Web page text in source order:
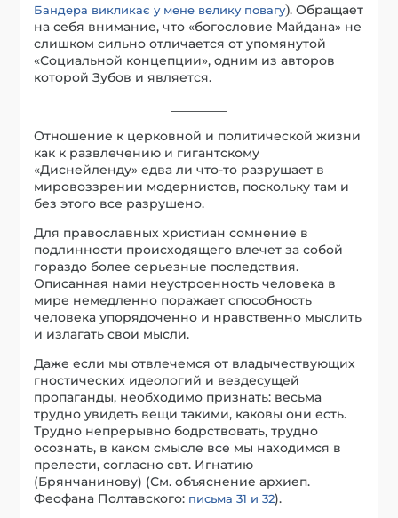
Бандера викликає у мене велику повагу). Обращает
на себя внимание, что «богословие Майдана» не
слишком сильно отличается от упомянутой
«Социальной концепции», одним из авторов
которой Зубов и является.
Отношение к церковной и политической жизни
как к развлечению и гигантскому
«Диснейленду» едва ли что-то разрушает в
мировоззрении модернистов, поскольку там и
без этого все разрушено.
Для православных христиан сомнение в
подлинности происходящего влечет за собой
гораздо более серьезные последствия.
Описанная нами неустроенность человека в
мире немедленно поражает способность
человека упорядоченно и нравственно мыслить
и излагать свои мысли.
Даже если мы отвлечемся от владычествующих
гностических идеологий и вездесущей
пропаганды, необходимо признать: весьма
трудно увидеть вещи такими, каковы они есть.
Трудно непрерывно бодрствовать, трудно
осознать, в каком смысле все мы находимся в
прелести, согласно свт. Игнатию
(Брянчанинову) (См. объяснение архиеп.
Феофана Полтавского: письма 31 и 32).